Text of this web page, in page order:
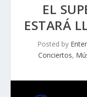
EL
ESTARÁ
Posted by
Conciertos,